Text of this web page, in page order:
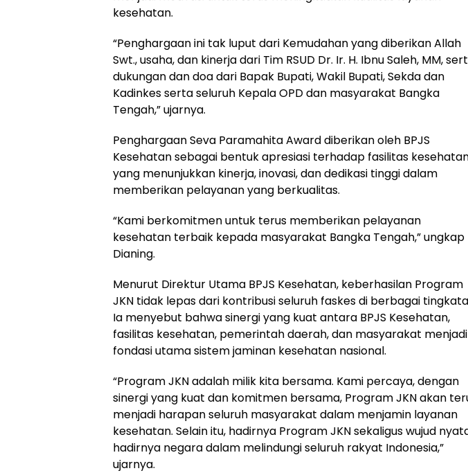
kesehatan.
‎“Penghargaan ini tak luput dari Kemudahan yang diberikan Allah
Swt., usaha, dan kinerja dari Tim RSUD Dr. Ir. H. Ibnu Saleh, MM,
dukungan dan doa dari Bapak Bupati, Wakil Bupati, Sekda dan
Kadinkes serta seluruh Kepala OPD dan masyarakat Bangka
Tengah,” ujarnya.
‎Penghargaan Seva Paramahita Award diberikan oleh BPJS
Kesehatan sebagai bentuk apresiasi terhadap fasilitas
yang menunjukkan kinerja, inovasi, dan dedikasi tinggi dalam
memberikan pelayanan yang berkualitas.
‎“Kami berkomitmen untuk terus memberikan pelayanan
kesehatan terbaik kepada masyarakat Bangka Tengah,” ungkap
Dianing.
‎Menurut Direktur Utama BPJS Kesehatan, keberhasilan Program
JKN tidak lepas dari kontribusi seluruh faskes di berbagai
Ia menyebut bahwa sinergi yang kuat antara BPJS Kesehatan,
fasilitas kesehatan, pemerintah daerah, dan masyarakat menjadi
fondasi utama sistem jaminan kesehatan nasional.
‎“Program JKN adalah milik kita bersama. Kami percaya, dengan
sinergi yang kuat dan komitmen bersama, Program JKN akan
menjadi harapan seluruh masyarakat dalam menjamin layanan
kesehatan. Selain itu, hadirnya Program JKN sekaligus wujud
hadirnya negara dalam melindungi seluruh rakyat Indonesia,”
ujarnya.